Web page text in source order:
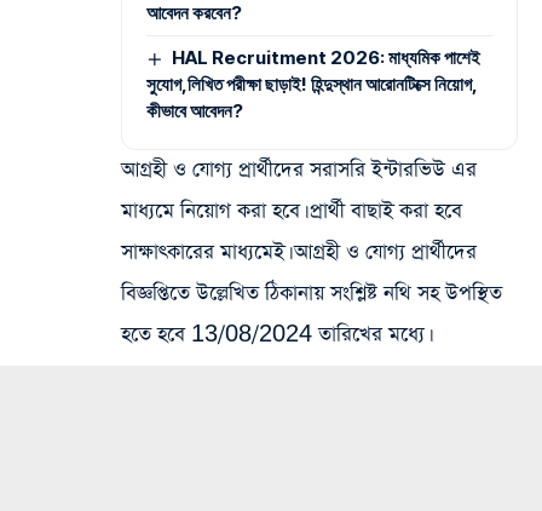
আবেদন করবেন?
HAL Recruitment 2026: মাধ্যমিক পাশেই
সুযোগ,লিখিত পরীক্ষা ছাড়াই! হিন্দুস্থান আরোনটিক্সে নিয়োগ,
কীভাবে আবেদন?
আগ্রহী ও যোগ্য প্রার্থীদের সরাসরি ইন্টারভিউ এর
মাধ্যমে নিয়োগ করা হবে। প্রার্থী বাছাই করা হবে
সাক্ষাৎকারের মাধ্যমেই। আগ্রহী ও যোগ্য প্রার্থীদের
বিজ্ঞপ্তিতে উল্লেখিত ঠিকানায় সংশ্লিষ্ট নথি সহ উপস্থিত
হতে হবে 13/08/2024 তারিখের মধ্যে।